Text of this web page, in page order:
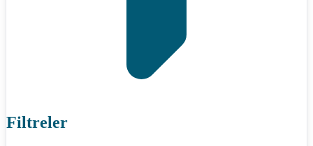
Filtreler